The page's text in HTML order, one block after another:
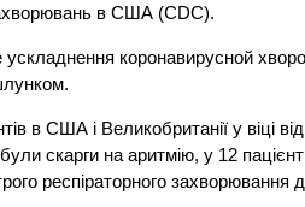
в США (CDC).
коронавирусной
в США і Великобританії у віці
скарги на аритмію, у 12
респіраторного захворювання